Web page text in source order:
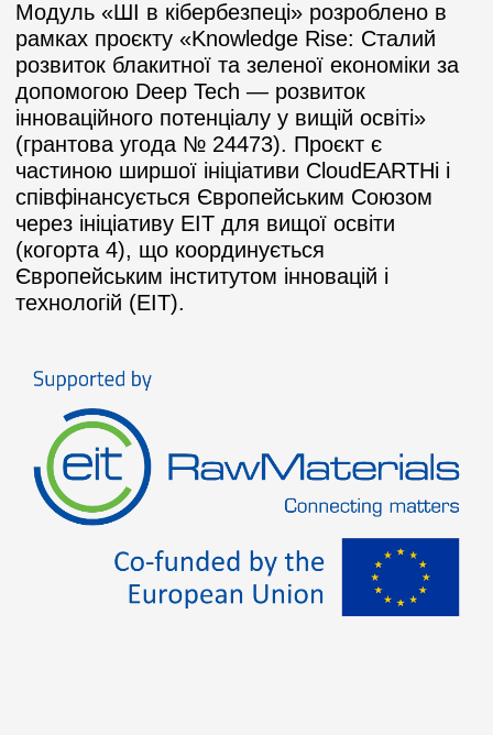
Модуль «ШІ в кібербезпеці» розроблено в
рамках проєкту «Knowledge Rise: Сталий
розвиток блакитної та зеленої економіки за
допомогою Deep Tech — розвиток
інноваційного потенціалу у вищій освіті»
(грантова угода № 24473). Проєкт є
частиною ширшої ініціативи CloudEARTHi і
співфінансується Європейським Союзом
через ініціативу EIT для вищої освіти
(когорта 4), що координується
Європейським інститутом інновацій і
технологій (EIT).